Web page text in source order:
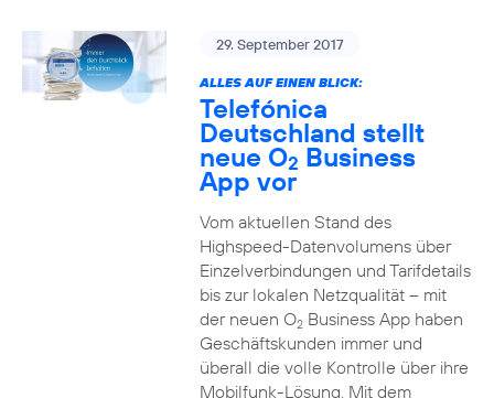
29. September 2017
ALLES AUF EINEN BLICK:
Telefónica
Deutschland stellt
neue O2 Business
App vor
Vom aktuellen Stand des
Highspeed-Datenvolumens über
Einzelverbindungen und Tarifdetails
bis zur lokalen Netzqualität – mit
der neuen O2Business App haben
Geschäftskunden immer und
überall die volle Kontrolle über ihre
Mobilfunk-Lösung. Mit dem